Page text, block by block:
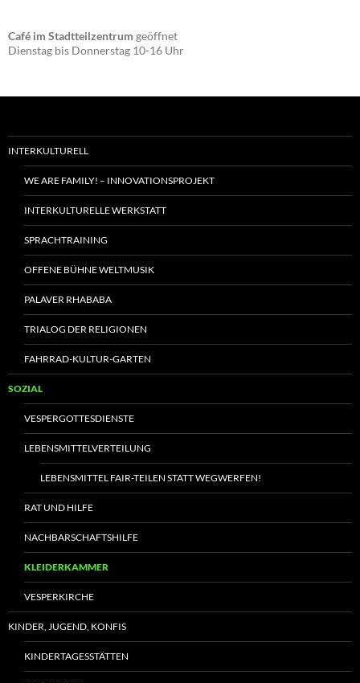
Café im Stadtteilzentrum geöffnet
Dienstag bis Donnerstag 10-16 Uhr
INTERKULTURELL
WE ARE FAMILY! – INNOVATIONSPROJEKT
INTERKULTURELLE WERKSTATT
SPRACHTRAINING
OFFENE BÜHNE WELTMUSIK
PALAVER RHABABA
TRIALOG DER RELIGIONEN
FAHRRAD-KULTUR-GARTEN
SOZIAL
VESPERGOTTESDIENSTE
LEBENSMITTELVERTEILUNG
LEBENSMITTEL FAIR-TEILEN STATT WEGWERFEN!
RAT UND HILFE
NACHBARSCHAFTSHILFE
KLEIDERKAMMER
VESPERKIRCHE
KINDER, JUGEND, KONFIS
KINDERTAGESSTÄTTEN